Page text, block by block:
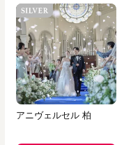
アニヴェルセル 柏